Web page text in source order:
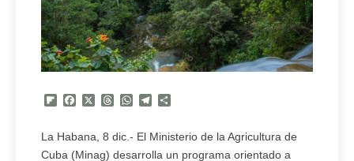
Flipboard
Facebook
X Threads
WhatsApp
Telegram
La Habana, 8 dic.- El Ministerio de la Agricultura de
Cuba (Minag) desarrolla un programa orientado a